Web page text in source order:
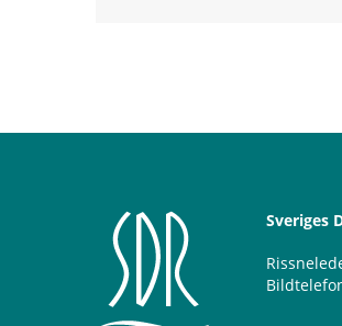
Sveriges